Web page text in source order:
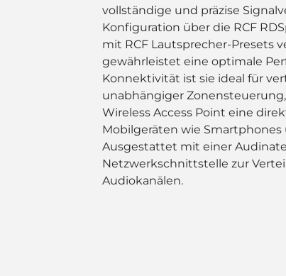
vollständige und präzise
Konfiguration über die RCF
mit RCF Lautsprecher-Presets
gewährleistet eine optimale
Konnektivität ist sie ideal für
unabhängiger
Wireless Access Point eine
Mobilgeräten wie
Ausgestattet mit einer
Netzwerkschnittstelle zur
Audiokanälen.